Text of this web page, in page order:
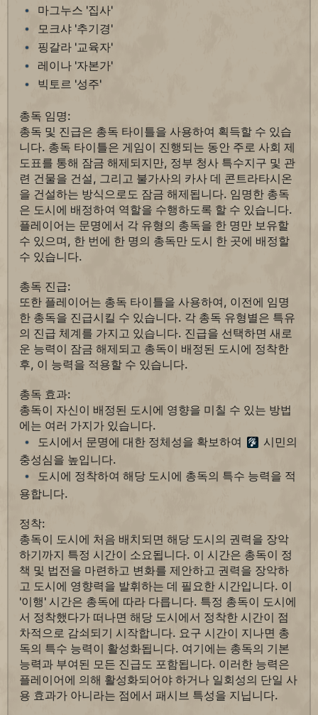
마그누스 '집사'
모크샤 '추기경'
핑갈라 '교육자'
레이나 '자본가'
빅토르 '성주'
총독 임명:
총독 및 진급은 총독 타이틀을 사용하여 획득할 수 있습
니다. 총독 타이틀은 게임이 진행되는 동안 주로 사회 제
도표를 통해 잠금 해제되지만, 정부 청사 특수지구 및 관
련 건물을 건설, 그리고 불가사의 카사 데 콘트라타시온
을 건설하는 방식으로도 잠금 해제됩니다. 임명한 총독
은 도시에 배정하여 역할을 수행하도록 할 수 있습니다.
플레이어는 문명에서 각 유형의 총독을 한 명만 보유할
수 있으며, 한 번에 한 명의 총독만 도시 한 곳에 배정할
수 있습니다.
총독 진급:
또한 플레이어는 총독 타이틀을 사용하여, 이전에 임명
한 총독을 진급시킬 수 있습니다. 각 총독 유형별은 특유
의 진급 체계를 가지고 있습니다. 진급을 선택하면 새로
운 능력이 잠금 해제되고 총독이 배정된 도시에 정착한
후, 이 능력을 적용할 수 있습니다.
총독 효과:
총독이 자신이 배정된 도시에 영향을 미칠 수 있는 방법
에는 여러 가지가 있습니다.
도시에서 문명에 대한 정체성을 확보하여
시민의
충성심을 높입니다.
도시에 정착하여 해당 도시에 총독의 특수 능력을 적
용합니다.
정착:
총독이 도시에 처음 배치되면 해당 도시의 권력을 장악
하기까지 특정 시간이 소요됩니다. 이 시간은 총독이 정
책 및 법전을 마련하고 변화를 제안하고 권력을 장악하
고 도시에 영향력을 발휘하는 데 필요한 시간입니다. 이
'이행' 시간은 총독에 따라 다릅니다. 특정 총독이 도시에
서 정착했다가 떠나면 해당 도시에서 정착한 시간이 점
차적으로 감쇠되기 시작합니다. 요구 시간이 지나면 총
독의 특수 능력이 활성화됩니다. 여기에는 총독의 기본
능력과 부여된 모든 진급도 포함됩니다. 이러한 능력은
플레이어에 의해 활성화되어야 하거나 일회성의 단일 사
용 효과가 아니라는 점에서 패시브 특성을 지닙니다.